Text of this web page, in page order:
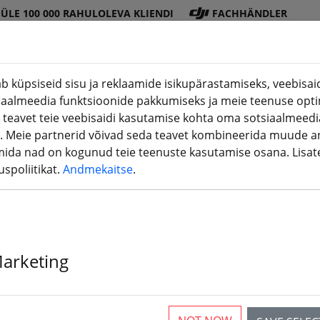
ÜLE 100 000 RAHULOLEVA KLIENDI FACHHÄNDLER
DJI
pood
Patarei
d
Propell
er(aktuelle Seite)
Tarviku
d
3D
küpsiseid sisu ja reklaamide isikupärastamiseks,
funktsioonide pakkumiseks ja meie teenuse
teie veebisaidi kasutamise kohta oma
partnerid võivad seda teavet kombineerida muude
nad on kogunud teie teenuste kasutamise osana.
Andmekaitse.